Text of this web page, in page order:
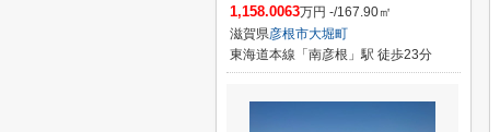
1,158.0063万円 -/167.90㎡
滋賀県彦根市大堀町
東海道本線「南彦根」駅 徒歩23分